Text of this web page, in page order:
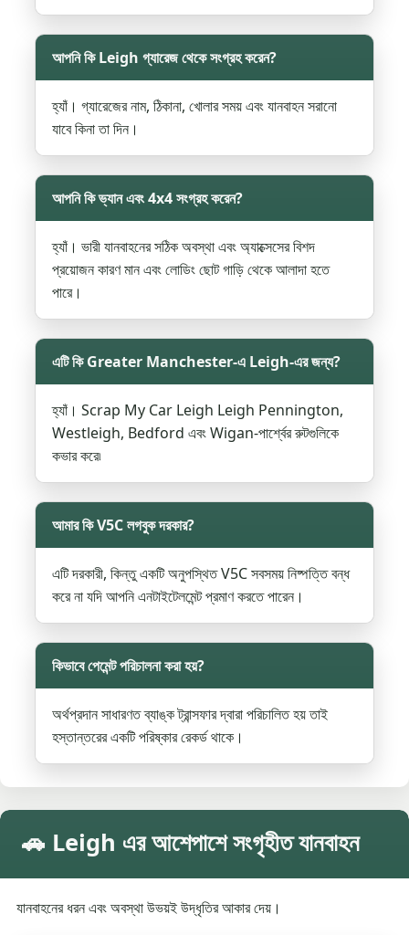
আপনি কি Leigh গ্যারেজ থেকে সংগ্রহ করেন?
হ্যাঁ। গ্যারেজের নাম, ঠিকানা, খোলার সময় এবং যানবাহন সরানো
যাবে কিনা তা দিন।
আপনি কি ভ্যান এবং 4x4 সংগ্রহ করেন?
হ্যাঁ। ভারী যানবাহনের সঠিক অবস্থা এবং অ্যাক্সেসের বিশদ
প্রয়োজন কারণ মান এবং লোডিং ছোট গাড়ি থেকে আলাদা হতে
পারে।
এটি কি Greater Manchester-এ Leigh-এর জন্য?
হ্যাঁ। Scrap My Car Leigh Leigh Pennington,
Westleigh, Bedford এবং Wigan-পার্শ্বের রুটগুলিকে
কভার করে৷
আমার কি V5C লগবুক দরকার?
এটি দরকারী, কিন্তু একটি অনুপস্থিত V5C সবসময় নিষ্পত্তি বন্ধ
করে না যদি আপনি এনটাইটেলমেন্ট প্রমাণ করতে পারেন।
কিভাবে পেমেন্ট পরিচালনা করা হয়?
অর্থপ্রদান সাধারণত ব্যাঙ্ক ট্রান্সফার দ্বারা পরিচালিত হয় তাই
হস্তান্তরের একটি পরিষ্কার রেকর্ড থাকে।
🚗 Leigh এর আশেপাশে সংগৃহীত যানবাহন
যানবাহনের ধরন এবং অবস্থা উভয়ই উদ্ধৃতির আকার দেয়।